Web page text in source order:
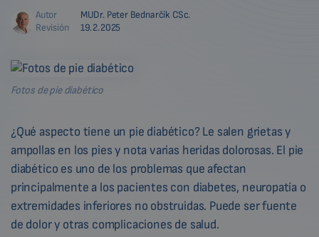
Autor
MUDr. Peter Bednarčík CSc.
Revisión
19.2.2025
Fotos de pie diabético
¿Qué aspecto tiene un pie diabético? Le salen grietas y
ampollas en los pies y nota varias heridas dolorosas. El pie
diabético es uno de los problemas que afectan
principalmente a los pacientes con diabetes, neuropatía o
extremidades inferiores no obstruidas. Puede ser fuente
de dolor y otras complicaciones de salud.